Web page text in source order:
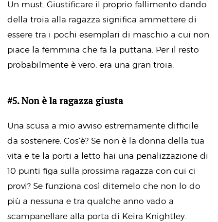
Un must. Giustificare il proprio fallimento dando
della troia alla ragazza significa ammettere di
essere tra i pochi esemplari di maschio a cui non
piace la femmina che fa la puttana. Per il resto
probabilmente è vero, era una gran troia.
#5. Non è la ragazza giusta
Una scusa a mio avviso estremamente difficile
da sostenere. Cos’è? Se non è la donna della tua
vita e te la porti a letto hai una penalizzazione di
10 punti figa sulla prossima ragazza con cui ci
provi? Se funziona così ditemelo che non lo do
più a nessuna e tra qualche anno vado a
scampanellare alla porta di Keira Knightley.